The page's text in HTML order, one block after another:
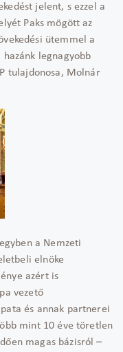
jelent, s ezzel a
Paks mögött az
ütemmel a
legnagyobb
tulajdonosa, Molnár
a Nemzeti
elnöke
azért is
vezető
és annak partnerei
mint 10 éve töretlen
magas bázisról –